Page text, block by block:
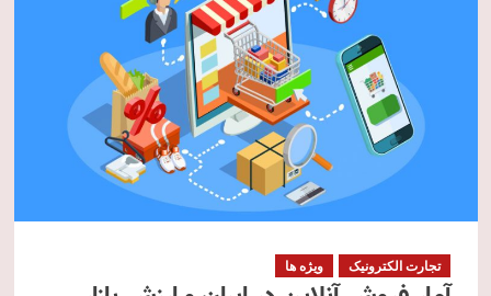
تجارت الکترونیک ویژه ها